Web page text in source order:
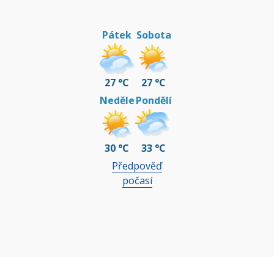
Pátek
27 °C
Sobota
27 °C
Neděle
30 °C
Pondělí
33 °C
Předpověď
počasí